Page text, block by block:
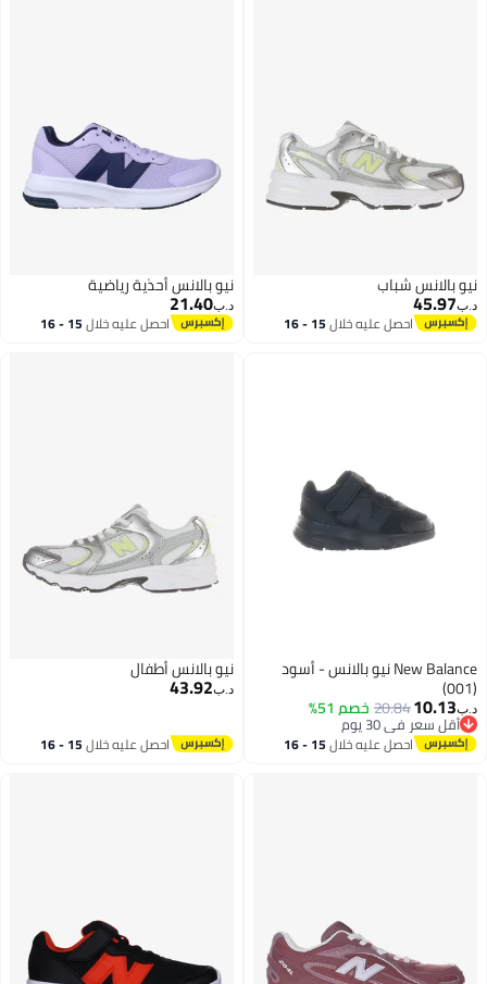
نيو بالانس شباب
د.ب‏45.97
احصل عليه خلال 15 - 16
نيو بالانس أحذية رياضية
د.ب‏21.40
احصل عليه خلال 15 - 16
New Balance نيو بالانس - أسود
(001)
د.ب‏10.13
20.84خصم 51%
أقل سعر في 30 يوم
أقل سعر في 30 يوماحصل عليه خلال 15 - 16
نيو بالانس أطفال
د.ب‏43.92
احصل عليه خلال 15 - 16